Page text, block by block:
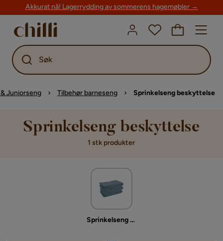
Akkurat nå! Lagerrydding av sommerens hagemøbler →
Søk
Juniorseng Tilbehør barneseng Sprinkelseng beskyttelse
Sprinkelseng beskyttelse
1 stk produkter
Sprinkelseng beskyttelse